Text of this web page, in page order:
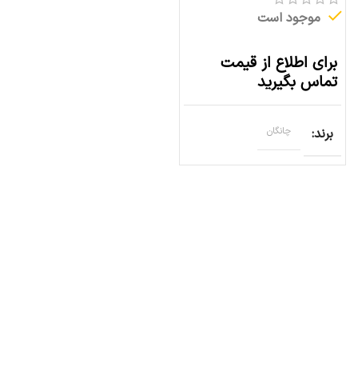
موجود است
برای اطلاع از قیمت
تماس بگیرید
برند چانگان